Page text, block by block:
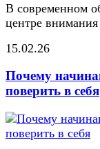
В современном
центре внимания
15.02.26
Почему
поверить в себя